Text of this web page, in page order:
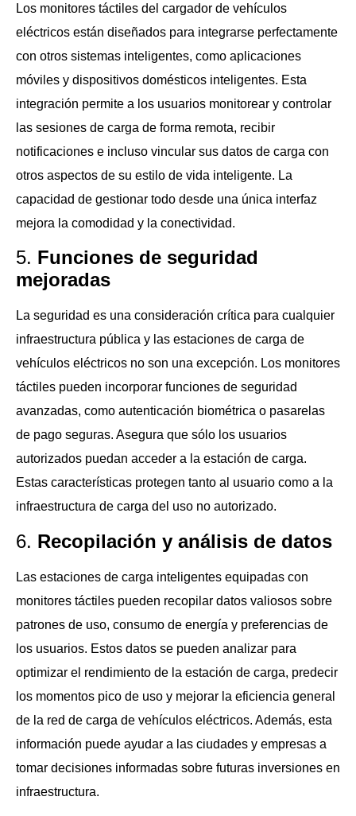
Los monitores táctiles del cargador de vehículos
eléctricos están diseñados para integrarse perfectamente
con otros sistemas inteligentes, como aplicaciones
móviles y dispositivos domésticos inteligentes. Esta
integración permite a los usuarios monitorear y controlar
las sesiones de carga de forma remota, recibir
notificaciones e incluso vincular sus datos de carga con
otros aspectos de su estilo de vida inteligente. La
capacidad de gestionar todo desde una única interfaz
mejora la comodidad y la conectividad.
5. Funciones de seguridad
mejoradas
La seguridad es una consideración crítica para cualquier
infraestructura pública y las estaciones de carga de
vehículos eléctricos no son una excepción. Los monitores
táctiles pueden incorporar funciones de seguridad
avanzadas, como autenticación biométrica o pasarelas
de pago seguras. Asegura que sólo los usuarios
autorizados puedan acceder a la estación de carga.
Estas características protegen tanto al usuario como a la
infraestructura de carga del uso no autorizado.
6. Recopilación y análisis de datos
Las estaciones de carga inteligentes equipadas con
monitores táctiles pueden recopilar datos valiosos sobre
patrones de uso, consumo de energía y preferencias de
los usuarios. Estos datos se pueden analizar para
optimizar el rendimiento de la estación de carga, predecir
los momentos pico de uso y mejorar la eficiencia general
de la red de carga de vehículos eléctricos. Además, esta
información puede ayudar a las ciudades y empresas a
tomar decisiones informadas sobre futuras inversiones en
infraestructura.